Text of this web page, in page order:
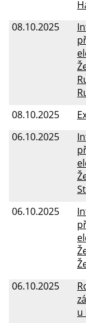
08.10.2025
08.10.2025
06.10.2025
06.10.2025
06.10.2025
u